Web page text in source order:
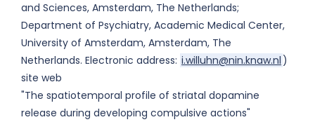
and Sciences, Amsterdam, The Netherlands;
Department of Psychiatry, Academic Medical Center,
University of Amsterdam, Amsterdam, The
Netherlands. Electronic address: i.willuhn@nin.knaw.nl )
site web
"The spatiotemporal profile of striatal dopamine
release during developing compulsive actions"